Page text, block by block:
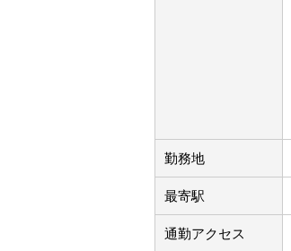
勤務地
最寄駅
通勤アクセス